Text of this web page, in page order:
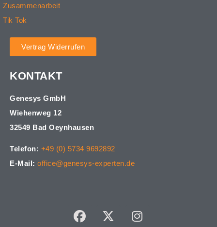
Zusammenarbeit
Tik Tok
Vertrag Widerrufen
KONTAKT
Genesys GmbH
Wiehenweg 12
32549 Bad Oeynhausen
Telefon: +49 (0) 5734 9692892
E-Mail: office@genesys-experten.de